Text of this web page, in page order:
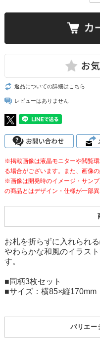
返品についての詳細はこちら
レビューはありません
※掲載画像は液晶モニターや閲覧
る場合がございます。また、画像
※画像は開発時のイメージ・サン
の商品とはデザイン・仕様が一部異
お札を折らずに入れられる
やわらかな和風のイラス
す。
■同柄3枚セット
■サイズ：横85×縦170mm
バリエー